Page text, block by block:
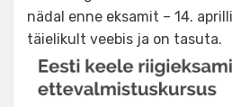
nädal enne eksamit – 14.
täielikult veebis ja on tasuta.